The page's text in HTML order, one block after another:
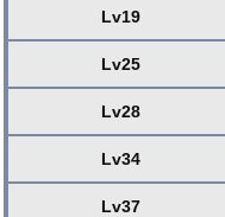
Lv19
Lv25
Lv28
Lv34
Lv37